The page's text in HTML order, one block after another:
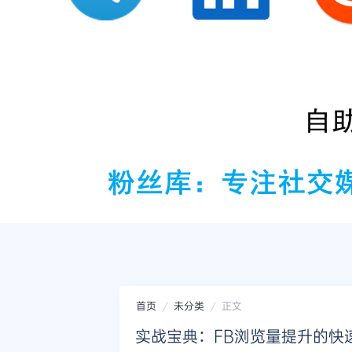
首页 未分类 正文
实战宝典：FB浏览量提升的快